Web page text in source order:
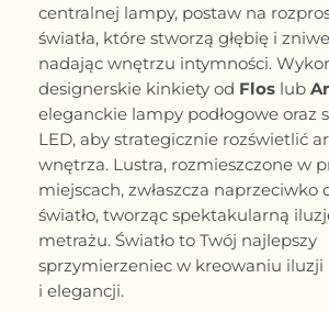
centralnej lampy, postaw na
światła, które stworzą głębię i
nadając wnętrzu intymności.
designerskie kinkiety od Flos lub
eleganckie lampy podłogowe oraz
LED, aby strategicznie rozświetlić
wnętrza. Lustra, rozmieszczone w
miejscach, zwłaszcza naprzeciwko
światło, tworząc spektakularną
metrażu. Światło to Twój najlepszy
sprzymierzeniec w kreowaniu iluzji
i elegancji.